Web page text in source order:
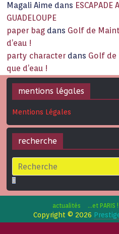
Magali Aime dans ESCAPADE
GUADELOUPE
paper bag dans Golf de
d’eau !
party character dans Golf de
que d’eau !
mentions légales
Mentions Légales
recherche
actualités …et PARIS !
Copyright © 2026